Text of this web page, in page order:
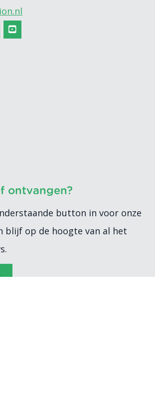
ontvangen?
button in voor onze
blijf op de hoogte van al het